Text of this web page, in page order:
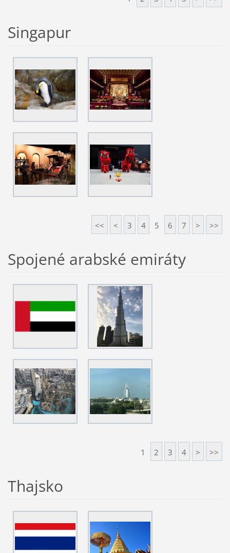
Singapur
<< < 3 4 5 6 7 > >>
Spojené arabské emiráty
1 2 3 4 > >>
Thajsko